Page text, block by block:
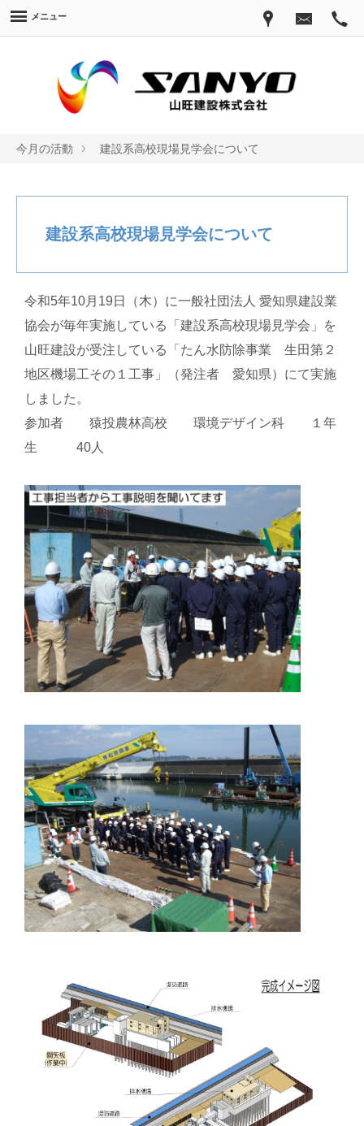
メニュー
今月の活動 建設系高校現場見学会について
建設系高校現場見学会について
令和5年10月19日（木）に一般社団法人 愛知県建設業
協会が毎年実施している「建設系高校現場見学会」を
山旺建設が受注している「たん水防除事業 生田第２
地区機場工その１工事」（発注者 愛知県）にて実施
しました。
参加者 猿投農林高校 環境デザイン科 １年
生 40人